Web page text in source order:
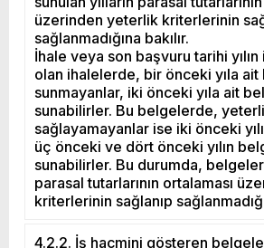
üzerinden yeterlik kriterlerinin
sağlanmadığına bakılır.
İhale veya son başvuru tarihi yılın
olan ihalelerde, bir önceki yıla
sunmayanlar, iki önceki yıla ait
sunabilirler. Bu belgelerde,
sağlayamayanlar ise iki önceki
üç önceki ve dört önceki yılın
sunabilirler. Bu durumda,
parasal tutarlarının ortalaması
kriterlerinin sağlanıp
4.2.2. İş hacmini gösteren